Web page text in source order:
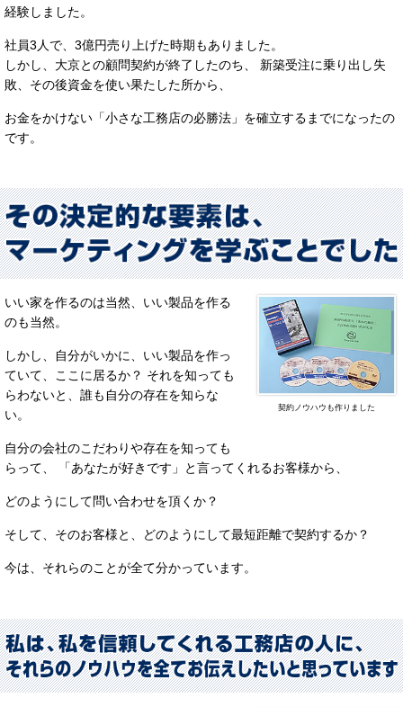
経験しました。
社員3人で、3億円売り上げた時期もありました。
しかし、大京との顧問契約が終了したのち、 新築受注に乗り出し失
敗、その後資金を使い果たした所から、
お金をかけない「小さな工務店の必勝法」を確立するまでになったの
です。
契約ノウハウも作りました
いい家を作るのは当然、いい製品を作る
のも当然。
しかし、自分がいかに、いい製品を作っ
ていて、ここに居るか？ それを知っても
らわないと、誰も自分の存在を知らな
い。
自分の会社のこだわりや存在を知っても
らって、 「あなたが好きです」と言ってくれるお客様から、
どのようにして問い合わせを頂くか？
そして、そのお客様と、どのようにして最短距離で契約するか？
今は、それらのことが全て分かっています。